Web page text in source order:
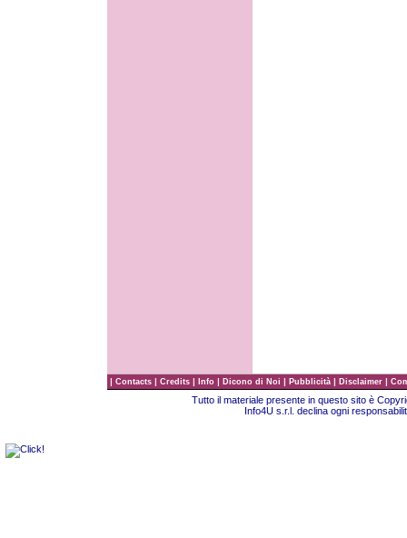
| Contacts | Credits | Info | Dicono di Noi | Pubblicità | Disclaimer |
Tutto il materiale presente in questo sito è
Info4U s.r.l. declina ogni